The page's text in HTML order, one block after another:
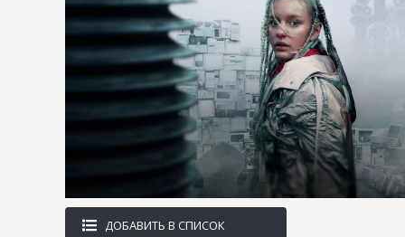
ПРО ВРАЧЕЙ
ПРО ДЕРЕВНЮ
ПРО ШПИОНОВ
ЛЮБОВНЫЕ
ДОБАВИТЬ В СПИСОК